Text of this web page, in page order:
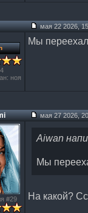
мая 22 2026,
ноя
Мы
мая 27 2026,
#29
Aiwan
Мы
На какой?